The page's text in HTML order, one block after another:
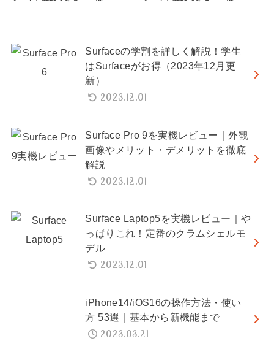
Surfaceの学割を詳しく解説！学生
はSurfaceがお得（2023年12月更
新）
2023.12.01
Surface Pro 9を実機レビュー｜外観
画像やメリット・デメリットを徹底
解説
2023.12.01
Surface Laptop5を実機レビュー｜や
っぱりこれ！定番のクラムシェルモ
デル
2023.12.01
iPhone14/iOS16の操作方法・使い
方 53選｜基本から新機能まで
2023.03.21